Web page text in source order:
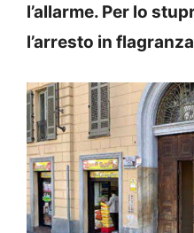
l’allarme. Per lo
l’arresto in